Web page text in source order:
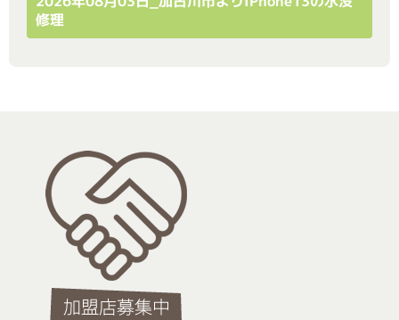
修理